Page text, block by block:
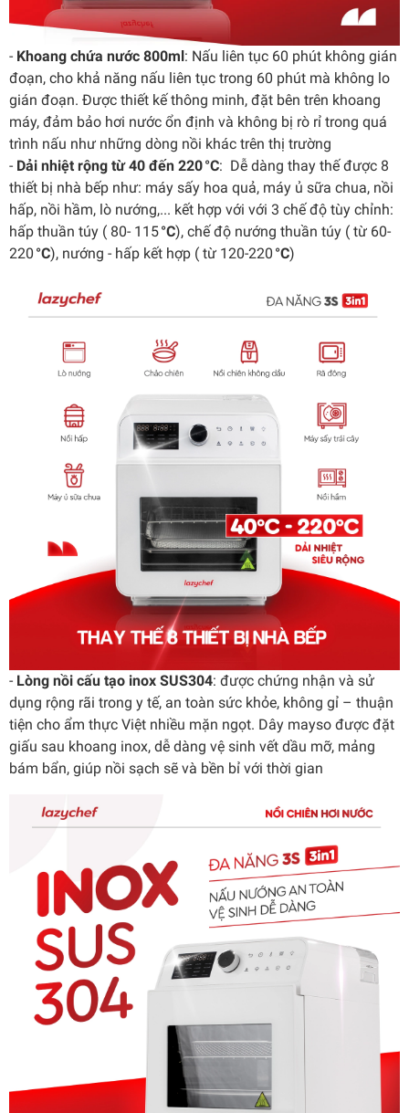
- Khoang chứa nước 800ml: Nấu liên tục 60 phút không gián
đoạn, cho khả năng nấu liên tục trong 60 phút mà không lo
gián đoạn. Được thiết kế thông minh, đặt bên trên khoang
máy, đảm bảo hơi nước ổn định và không bị rò rỉ trong quá
trình nấu như những dòng nồi khác trên thị trường
- Dải nhiệt rộng từ 40 đến 220 °C: Dễ dàng thay thế được 8
thiết bị nhà bếp như: máy sấy hoa quả, máy ủ sữa chua, nồi
hấp, nồi hầm, lò nướng,... kết hợp với với 3 chế độ tùy chỉnh:
hấp thuần túy ( 80- 115°C), chế độ nướng thuần túy ( từ 60-
220 °C), nướng - hấp kết hợp ( từ 120-220 °C)
- Lòng nồi cấu tạo inox SUS304: được chứng nhận và sử
dụng rộng rãi trong y tế, an toàn sức khỏe, không gỉ – thuận
tiện cho ẩm thực Việt nhiều mặn ngọt. Dây mayso được đặt
giấu sau khoang inox, dễ dàng vệ sinh vết dầu mỡ, mảng
bám bẩn, giúp nồi sạch sẽ và bền bỉ với thời gian